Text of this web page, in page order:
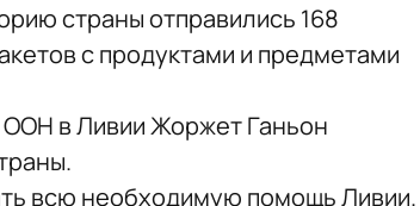
страны отправились 168
с продуктами и предметами
в Ливии Жоржет Ганьон
всю необходимую помощь Ливии.